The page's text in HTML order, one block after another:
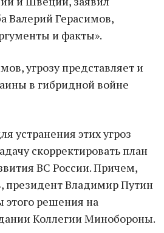
Валерий Герасимов,
и факты».
угрозу представляет и
в гибридной войне
устранения этих угроз
скорректировать план
ВС России. Причем,
президент Владимир Путин
этого решения на
Коллегии Минобороны.